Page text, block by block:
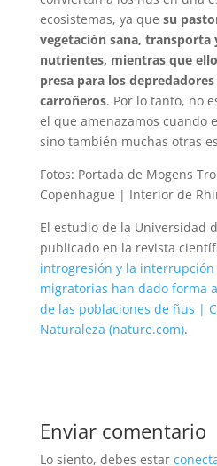
ecosistemas, ya que su
vegetación sana, transporta
nutrientes, mientras que
presa para los
carroñeros. Por lo tanto, no
el que amenazamos cuando
sino también muchas otras
Fotos: Portada de Mogens
Copenhague | Interior de
El estudio de la Universidad
publicado en la revista
introgresión y la interrupción
migratorias han dado forma
de las poblaciones de ñus |
Naturaleza (nature.com).
Enviar comentario
Lo siento, debes estar